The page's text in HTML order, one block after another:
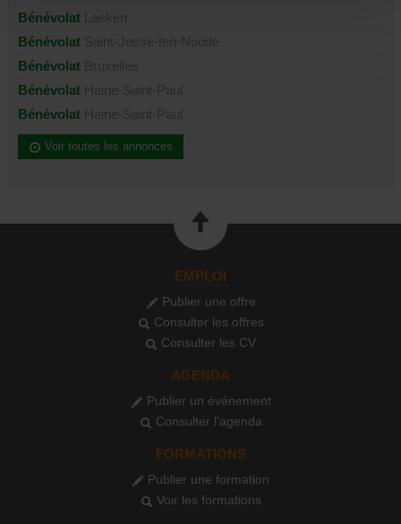
Bénévolat
Bénévolat Saint-Josse-ten-Noode
Bénévolat
Bénévolat
Bénévolat
Voir toutes les annonces
EMPLOI
Publier une offre
Consulter les offres
Consulter les CV
AGENDA
Publier un événement
Consulter l'agenda
FORMATIONS
Publier une formation
Voir les formations